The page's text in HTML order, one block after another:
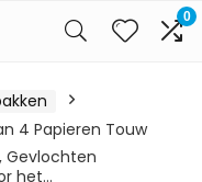
0
4 Papieren Touw
Gevlochten
het…